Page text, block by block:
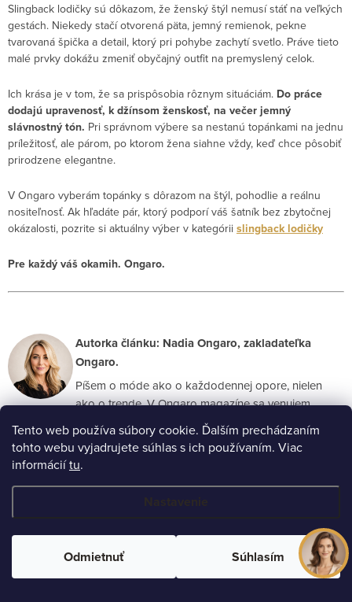
Tento web používa súbory cookie. Ďalším prechádzaním
tohto webu vyjadrujete súhlas s ich používaním. Viac
informáciítu.
Odmietnuť Súhlasím
Slingback lodičky sú dôkazom, že ženský štýl nemusí stáť na veľkých
gestách. Niekedy stačí otvorená päta, jemný remienok, pekne
tvarovaná špička a detail, ktorý pri pohybe zachytí svetlo. Práve tieto
malé prvky dokážu zmeniť obyčajný outfit na premyslený celok.
Ich krása je v tom, že sa prispôsobia rôznym situáciám. Do práce
dodajú upravenosť, k džínsom ženskosť, na večer jemný
slávnostný tón. Pri správnom výbere sa nestanú topánkami na jednu
príležitosť, ale párom, po ktorom žena siahne vždy, keď chce pôsobiť
prirodzene elegantne.
V Ongaro vyberám topánky s dôrazom na štýl, pohodlie a reálnu
nositeľnosť. Ak hľadáte pár, ktorý podporí váš šatník bez zbytočnej
okázalosti, pozrite si aktuálny výber v kategórii slingback lodičky
Pre každý váš okamih. Ongaro.
Autorka článku: Nadia Ongaro, zakladateľka
Ongaro.
Píšem o móde ako o každodennej opore, nielen
ako o trende. V Ongaro magazíne sa venujem
talianskej móde, nadčasovému šatníku a výberu
topánok, ktoré podporujú nielen vzhľad, ale aj pocit
ženy v jej každodennom živote.
Ďalší článok